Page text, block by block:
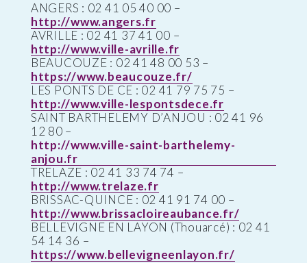
ANGERS : 02 41 05 40 00 –
http://www.angers.fr
AVRILLE : 02 41 37 41 00 –
http://www.ville-avrille.fr
BEAUCOUZE : 02 41 48 00 53 –
https://www.beaucouze.fr/
LES PONTS DE CE : 02 41 79 75 75 –
http://www.ville-lespontsdece.fr
SAINT BARTHELEMY D’ANJOU : 02 41 96
12 80 –
http://www.ville-saint-barthelemy-
anjou.fr
TRELAZE : 02 41 33 74 74 –
http://www.trelaze.fr
BRISSAC-QUINCE : 02 41 91 74 00 –
http://www.brissacloireaubance.fr/
BELLEVIGNE EN LAYON (Thouarcé) : 02 41
54 14 36 –
https://www.bellevigneenlayon.fr/